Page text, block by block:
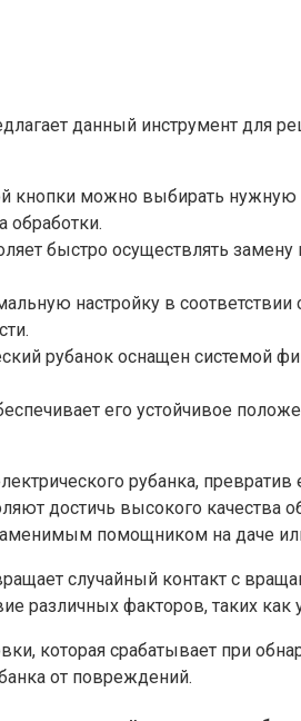
данный инструмент для
можно выбирать нужную
обработки.
быстро осуществлять замену
настройку в
рубанок оснащен системой
его устойчивое
рубанка, превратив
достичь высокого качества
помощником на даче
случайный контакт с
различных факторов, таких
которая срабатывает при
от повреждений.